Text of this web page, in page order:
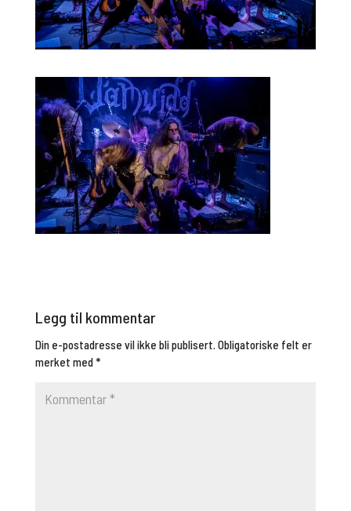
Legg til kommentar
Din e-postadresse vil ikke bli publisert. Obligatoriske felt er
merket med*